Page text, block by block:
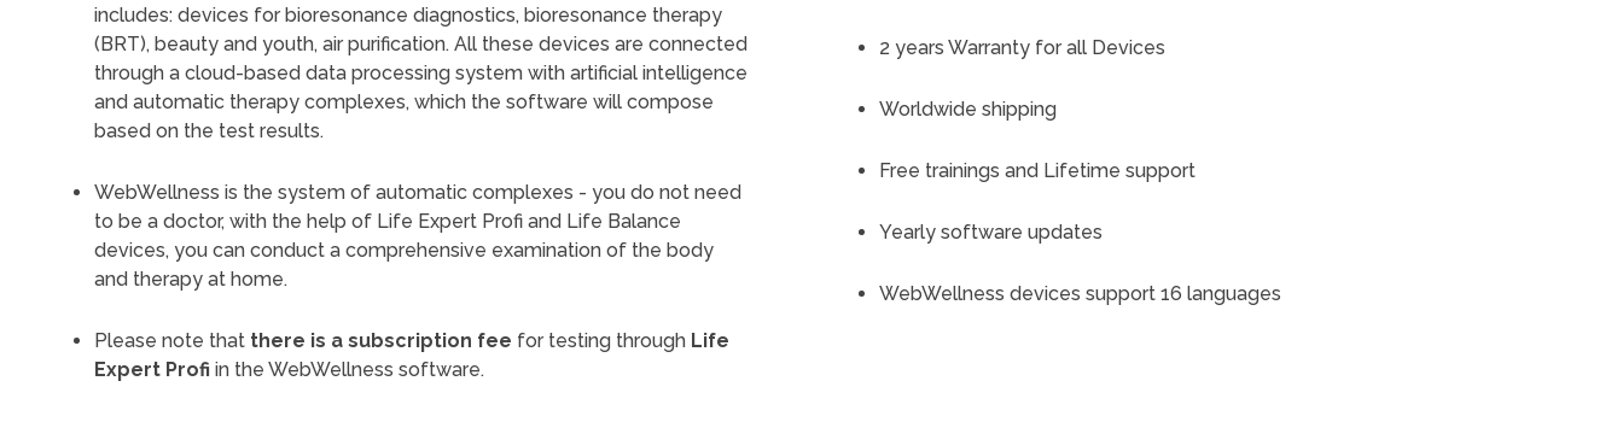
includes: devices for bioresonance diagnostics, bioresonance therapy
(BRT), beauty and youth, air purification. All these devices are connected
through a cloud-based data processing system with artificial intelligence
and automatic therapy complexes, which the software will compose
based on the test results.
WebWellness is the system of automatic complexes - you do not need
to be a doctor, with the help of Life Expert Profi and Life Balance
devices, you can conduct a comprehensive examination of the body
and therapy at home.
Please note that there is a subscription fee for testing through Life
Expert Profi in the WebWellness software.
2 years Warranty for all Devices
Worldwide shipping
Free trainings and Lifetime support
Yearly software updates
WebWellness devices support 16 languages